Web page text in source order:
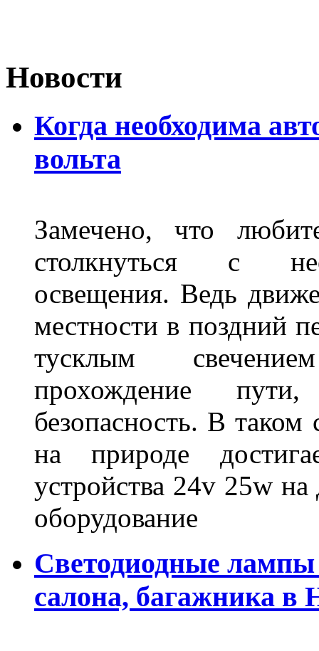
Новости
Когда необходима
вольта
Замечено, что
столкнуться с
освещения. Ведь
местности в поздний
тусклым
прохождение
безопасность. В
на природе
устройства 24v 25w
оборудование
Светодиодные лампы
салона, багажника в